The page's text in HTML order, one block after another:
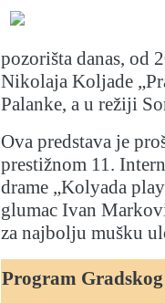
pozorišta danas, od
Nikolaja Koljade
Palanke, a u režiji
Ova predstava je
prestižnom 11.
drame „Kolyada
glumac Ivan
za najbolju mušku
Program